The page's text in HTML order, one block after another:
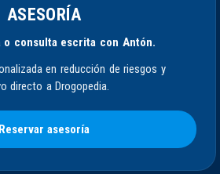
ASESORÍA
o consulta escrita con Antón.
en reducción de riesgos y
directo a Drogopedia.
Reservar asesoría